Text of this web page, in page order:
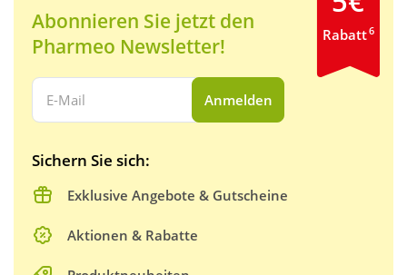
Abonnieren Sie jetzt den
Pharmeo Newsletter!
Ihre E-Mail Adresse:
Anmelden
Sichern Sie sich:
Exklusive Angebote & Gutscheine
Aktionen & Rabatte
Rabatt6